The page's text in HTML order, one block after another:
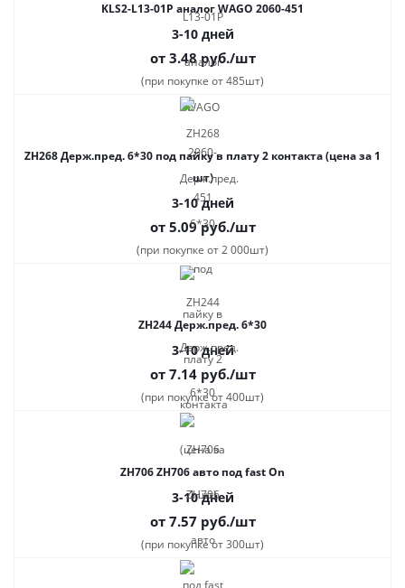
KLS2-L13-01P аналог WAGO 2060-451
3-10 дней
от 3.48 руб./шт
(при покупке от 485шт)
ZH268 Держ.пред. 6*30 под пайку в плату 2 контакта (цена за 1
шт)
3-10 дней
от 5.09 руб./шт
(при покупке от 2 000шт)
ZH244 Держ.пред. 6*30
3-10 дней
от 7.14 руб./шт
(при покупке от 400шт)
ZH706 ZH706 авто под fast On
3-10 дней
от 7.57 руб./шт
(при покупке от 300шт)